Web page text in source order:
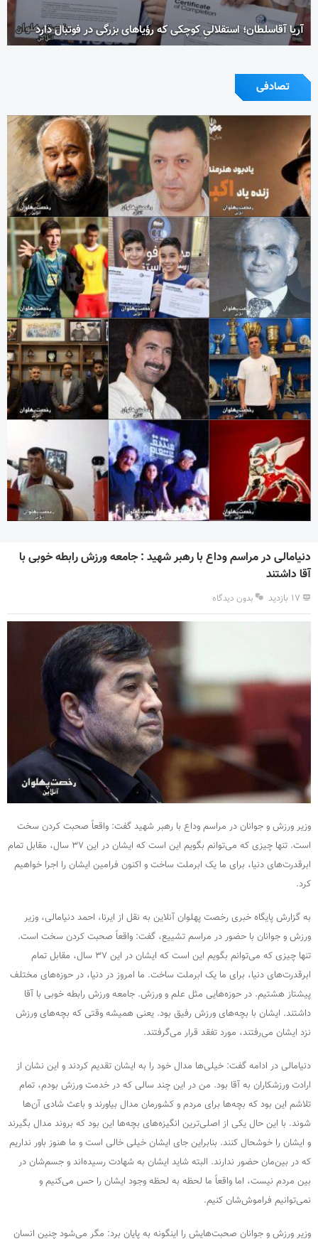
آریا آقاسلطان؛ استقلالیِ کوچکی که رؤیاهای بزرگی در فوتبال دارد
تصادفی
دنیامالی در مراسم وداع با رهبر شهید : جامعه ورزش رابطه خوبی با
آقا داشتند
۱۷ بازدید بدون دیدگاه
وزیر ورزش و جوانان در مراسم وداع با رهبر شهید گفت: واقعاً صحبت کردن سخت
است. تنها چیزی که می‌توانم بگویم این است که ایشان در این ۳۷ سال، مقابل تمام
ابرقدرت‌های دنیا، برای ما یک ابرملت ساخت و اکنون فرامین ایشان را اجرا خواهیم
کرد.
به گزارش پایگاه خبری رخصت پهلوان آنلاین به نقل از ایرنا، احمد دنیامالی، وزیر
ورزش و جوانان با حضور در مراسم تشییع، گفت: واقعاً صحبت کردن سخت است.
تنها چیزی که می‌توانم بگویم این است که ایشان در این ۳۷ سال، مقابل تمام
ابرقدرت‌های دنیا، برای ما یک ابرملت ساخت. ما امروز در دنیا، در حوزه‌های مختلف
پیشتاز هشتیم. در حوزه‌هایی مثل علم و ورزش. جامعه ورزش رابطه خوبی با آقا
داشتند. ایشان با بچه‌های ورزش رفیق بود. یعنی همیشه وقتی که بچه‌های ورزش
نزد ایشان می‌رفتند، مورد تفقد قرار می‌گرفتند.
دنیامالی در ادامه گفت: خیلی‌ها مدال خود را به ایشان تقدیم کردند و این نشان از
ارادت ورزشکاران به آقا بود. من در این چند سالی که در خدمت ورزش بودم، تمام
تلاشم این بود که بچه‌ها برای مردم و کشورمان مدال بیاورند و باعث شادی آن‌ها
شوند. با این حال یکی از اصلی‌ترین انگیزه‌های بچه‌ها این بود که بروند مدال بگیرند
و ایشان را خوشحال کنند. بنابراین جای ایشان خیلی خالی است و ما هنوز باور نداریم
که در بین‌مان حضور ندارند. البته شاید ایشان به شهادت رسیده‌اند و جسم‌شان در
بین مردم نیست، اما واقعاً ما لحظه به لحظه وجود ایشان را حس می‌کنیم و
نمی‌توانیم فراموش‌شان کنیم.
وزیر ورزش و جوانان صحبت‌هایش را اینگونه به پایان برد: مگر می‌شود چنین انسان